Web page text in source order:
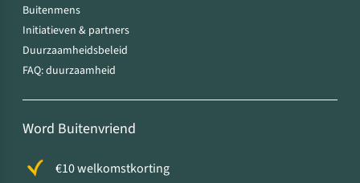
Buitenmens
Initiatieven & partners
Duurzaamheidsbeleid
FAQ: duurzaamheid
Word Buitenvriend
€10 welkomstkorting